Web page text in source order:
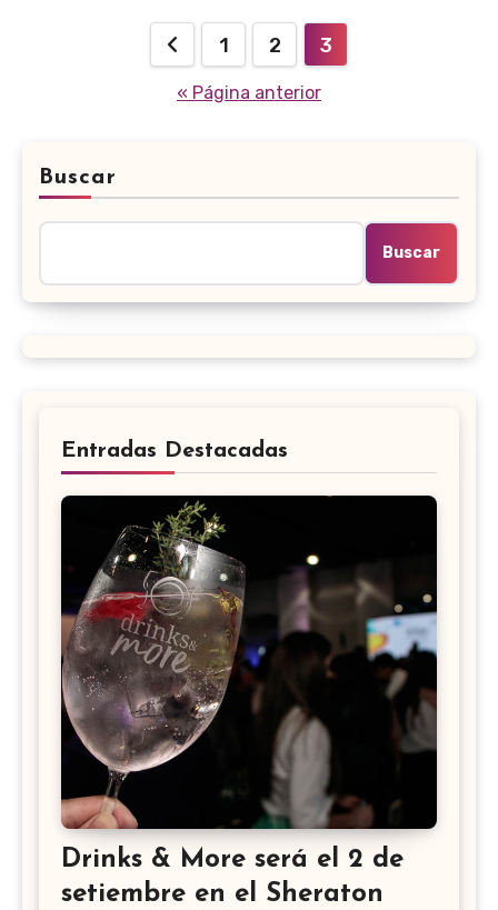
Paginación
1 2 3
« Página anterior
Buscar
Buscar
Entradas Destacadas
Drinks & More será el 2 de
setiembre en el Sheraton